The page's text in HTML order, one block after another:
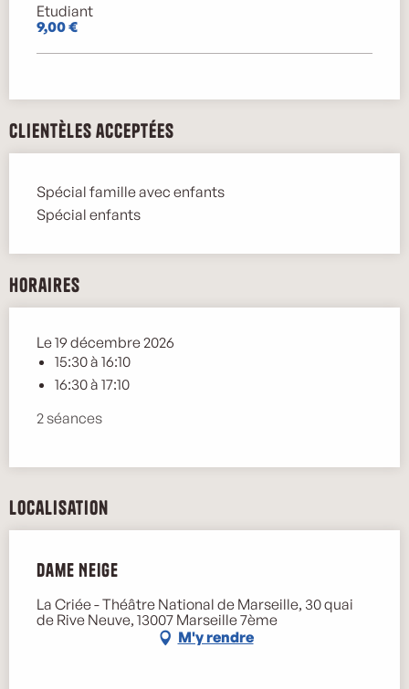
Etudiant
9,00 €
Clientèles acceptées
Spécial famille avec enfants
Spécial enfants
Horaires
Le 19 décembre 2026
15:30 à 16:10
16:30 à 17:10
2 séances
Localisation
Dame Neige
La Criée - Théâtre National de Marseille, 30 quai
de Rive Neuve, 13007 Marseille 7ème
M'y rendre